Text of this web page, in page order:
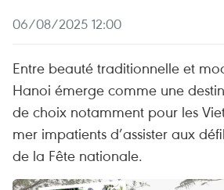
06/08/2025 12:00
Entre beauté traditionnelle et
Hanoi émerge comme une
de choix notamment pour les
mer impatients d’assister aux
de la Fête nationale.